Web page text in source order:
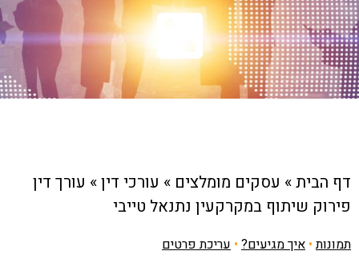
דף הבית» עסקים מומלצים » עורכי דין» עורך דין
פירוק שיתוף במקרקעין נתנאל טייבי
תמונות• איך מגיעים? • עריכת פרטים